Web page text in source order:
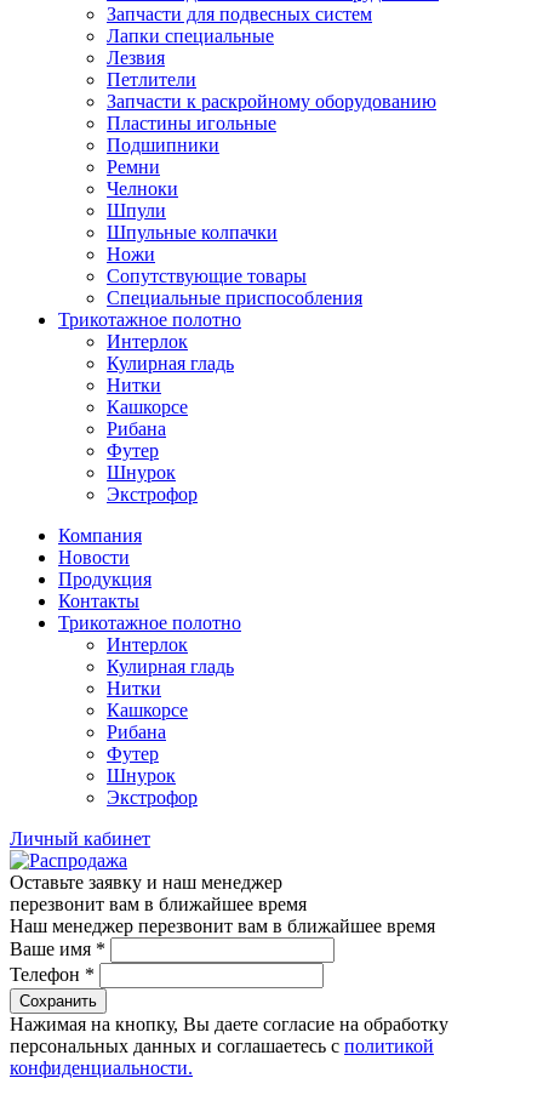
Запчасти для подвесных систем
Лапки специальные
Лезвия
Петлители
Запчасти к раскройному оборудованию
Пластины игольные
Подшипники
Ремни
Челноки
Шпули
Шпульные колпачки
Ножи
Сопутствующие товары
Специальные приспособления
Трикотажное полотно
Интерлок
Кулирная гладь
Нитки
Кашкорсе
Рибана
Футер
Шнурок
Экстрофор
Компания
Новости
Продукция
Контакты
Трикотажное полотно
Интерлок
Кулирная гладь
Нитки
Кашкорсе
Рибана
Футер
Шнурок
Экстрофор
Личный кабинет
Оставьте заявку и наш менеджер
перезвонит вам в ближайшее время
Наш менеджер перезвонит вам в ближайшее время
Ваше имя *
Телефон *
Сохранить
Нажимая на кнопку, Вы даете согласие на обработку
персональных данных и соглашаетесь с политикой
конфиденциальности.